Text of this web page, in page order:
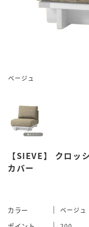
ベージュ
【SIEVE】 クロッ
カバー
カラー ベージュ